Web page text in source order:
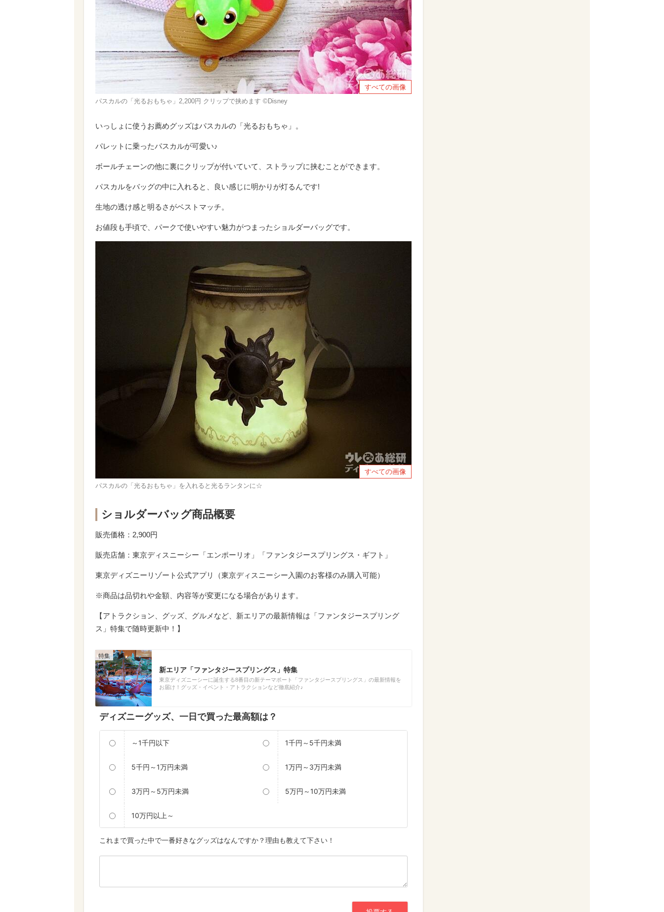
すべての画像
パスカルの「光るおもちゃ」2,200円 クリップで挟めます ©Disney
いっしょに使うお薦めグッズはパスカルの「光るおもちゃ」。
パレットに乗ったパスカルが可愛い♪
ボールチェーンの他に裏にクリップが付いていて、ストラップに挟むことができます。
パスカルをバッグの中に入れると、良い感じに明かりが灯るんです!
生地の透け感と明るさがベストマッチ。
お値段も手頃で、パークで使いやすい魅力がつまったショルダーバッグです。
すべての画像
パスカルの「光るおもちゃ」を入れると光るランタンに☆
ショルダーバッグ商品概要
販売価格：2,900円
販売店舗：東京ディスニーシー「エンポーリオ」「ファンタジースプリングス・ギフト」
東京ディズニーリゾート公式アプリ（東京ディスニーシー入園のお客様のみ購入可能）
※商品は品切れや金額、内容等が変更になる場合があります。
【アトラクション、グッズ、グルメなど、新エリアの最新情報は「ファンタジースプリング
ス」特集で随時更新中！】
新エリア「ファンタジースプリングス」特集
東京ディズニーシーに誕生する8番目の新テーマポート「ファンタジースプリングス」の最新情報を
お届け！グッズ・イベント・アトラクションなど徹底紹介♪